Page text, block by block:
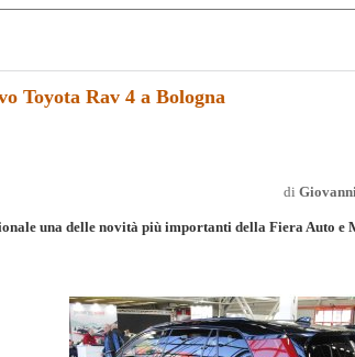
Toyota Rav 4 a Bologna
di
una delle novità più importanti della Fiera Auto e